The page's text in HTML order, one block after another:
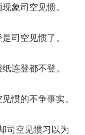
象司空见惯。
司空见惯了。
连登都不登。
惯的不争事实。
司空见惯习以为